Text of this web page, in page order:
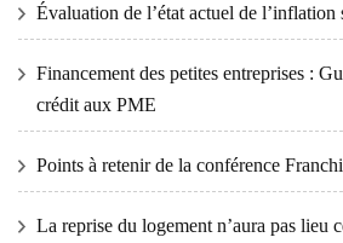
Évaluation de l’état actuel de l’inflation
Financement des petites entreprises :
crédit aux PME
Points à retenir de la conférence
La reprise du logement n’aura pas lieu